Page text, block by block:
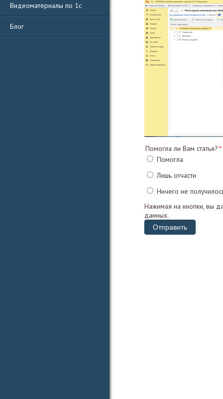
Видеоматериалы по 1с
Блог
Помогла ли Вам статья?
Помогла
Лишь отчасти
Ничего не
Нажимая на кнопки, вы
данных.
Отправить